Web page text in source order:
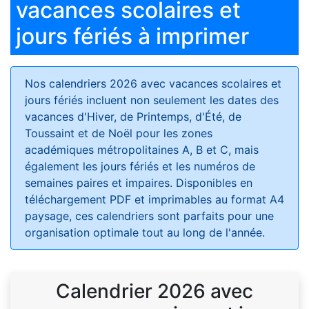
vacances scolaires et
jours fériés à imprimer
Nos calendriers 2026 avec vacances scolaires et
jours fériés incluent non seulement les dates des
vacances d'Hiver, de Printemps, d'Été, de
Toussaint et de Noël pour les zones
académiques métropolitaines A, B et C, mais
également les jours fériés et les numéros de
semaines paires et impaires. Disponibles en
téléchargement PDF et imprimables au format A4
paysage, ces calendriers sont parfaits pour une
organisation optimale tout au long de l'année.
Calendrier 2026 avec